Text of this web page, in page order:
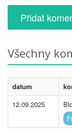
Přidat
Všechny
datum
12.09.2025